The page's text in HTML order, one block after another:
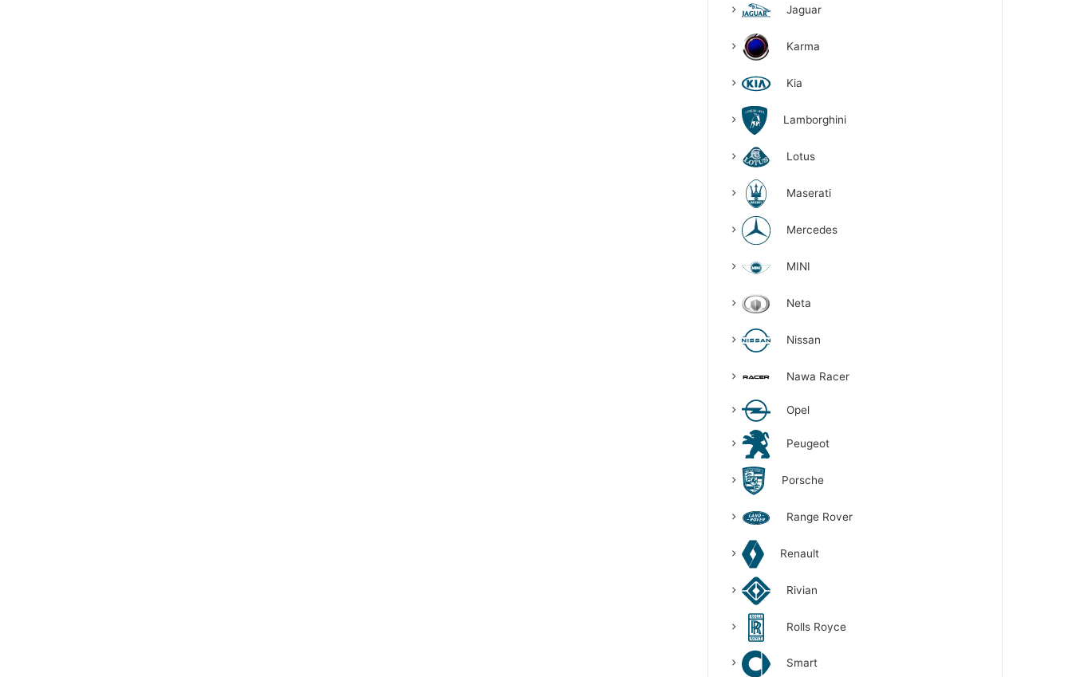
Jaguar
Karma
Kia
Lamborghini
Lotus
Maserati
Mercedes
MINI
Neta
Nissan
Nawa Racer
Opel
Peugeot
Porsche
Range Rover
Renault
Rivian
Rolls Royce
Smart